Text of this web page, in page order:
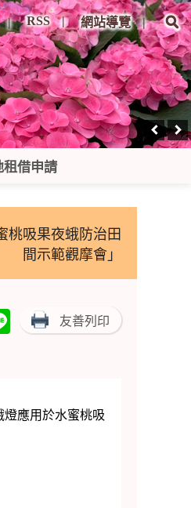
RSS 網站導覽
租借申請
桃吸果夜蛾防治田
間示範觀摩會」
Line 友善列印
燈應用於水蜜桃吸